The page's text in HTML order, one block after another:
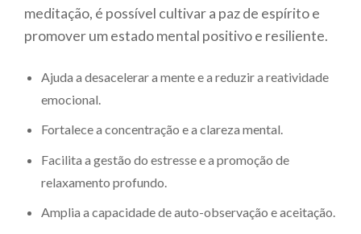
meditação, é possível cultivar a paz de espírito e
promover um estado mental positivo e resiliente.
Ajuda a desacelerar a mente e a reduzir a reatividade
emocional.
Fortalece a concentração e a clareza mental.
Facilita a gestão do estresse e a promoção de
relaxamento profundo.
Amplia a capacidade de auto-observação e aceitação.